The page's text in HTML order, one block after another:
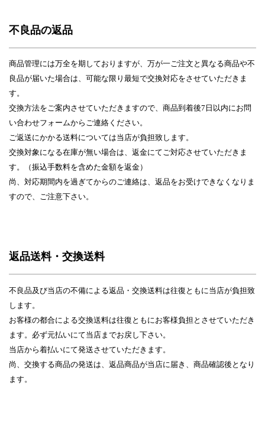
不良品の返品
商品管理には万全を期しておりますが、万が一ご注文と異なる商品や不
良品が届いた場合は、可能な限り最短で交換対応をさせていただきま
す。
交換方法をご案内させていただきますので、商品到着後7日以内にお問
い合わせフォームからご連絡ください。
ご返送にかかる送料については当店が負担致します。
交換対象になる在庫が無い場合は、返金にてご対応させていただきま
す。（振込手数料を含めた金額を返金）
尚、対応期間内を過ぎてからのご連絡は、返品をお受けできなくなりま
すので、ご注意下さい。
返品送料・交換送料
不良品及び当店の不備による返品・交換送料は往復ともに当店が負担致
します。
お客様の都合による交換送料は往復ともにお客様負担とさせていただき
ます。必ず元払いにて当店までお戻し下さい。
当店から着払いにて発送させていただきます。
尚、交換する商品の発送は、返品商品が当店に届き、商品確認後となり
ます。